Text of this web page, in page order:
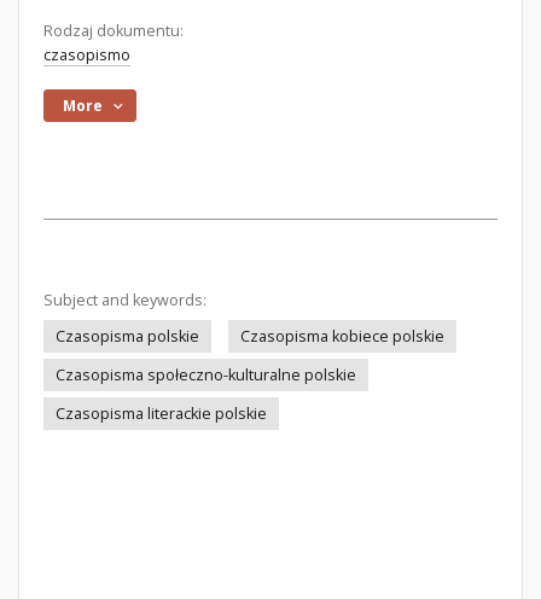
Rodzaj dokumentu:
czasopismo
More
Subject and keywords:
Czasopisma polskie
Czasopisma kobiece polskie
Czasopisma społeczno-kulturalne polskie
Czasopisma literackie polskie